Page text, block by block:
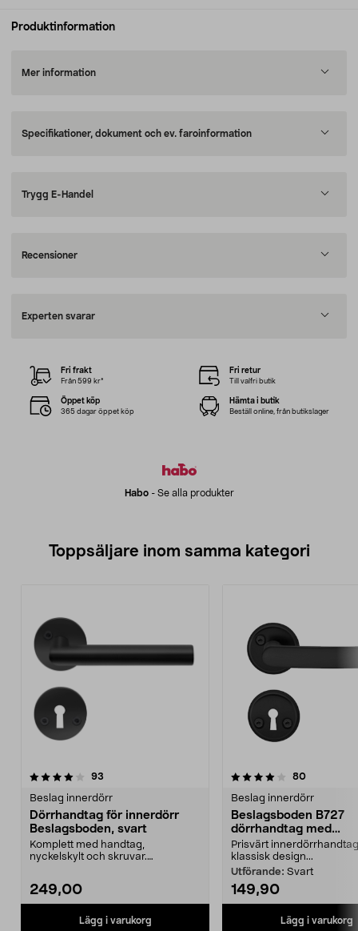
Produktinformation
Mer information
Specifikationer, dokument och ev. faroinformation
Trygg E-Handel
Recensioner
Experten svarar
Habo- Se alla produkter
Fri frakt
Från 599 kr*
Fri retur
Till valfri butik
Öppet köp
365 dagar öppet köp
Hämta i butik
Beställ online, från butikslager
Toppsäljare inom samma kategori
93
Beslag innerdörr
Dörrhandtag för innerdörr
Beslagsboden, svart
Komplett med handtag,
nyckelskylt och skruvar.
249,00
Lägg i varukorg
4.0 av 5 stjärnor 80
Beslag innerdörr
Beslagsboden B727
dörrhandtag med
nyckelskylt, innerdörr
Prisvärt
klassisk design...
Utförande: Svart
149,90
Lägg i varukorg
4.5 av 5 stjärnor